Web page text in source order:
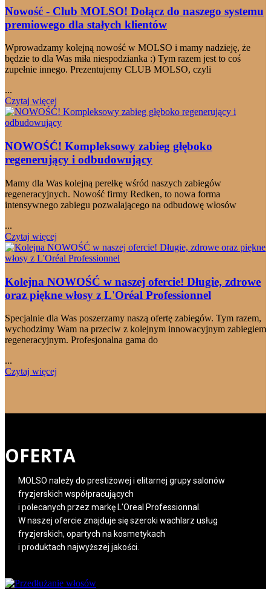
Nowość - Club MOLSO! Dołącz do naszego systemu
premiowego dla stałych klientów
Wprowadzamy kolejną nowość w MOLSO i mamy nadzieję, że
będzie to dla Was miła niespodzianka :) Tym razem jest to coś
zupełnie innego. Prezentujemy CLUB MOLSO, czyli
...
Czytaj więcej
NOWOŚĆ! Kompleksowy zabieg głęboko
regenerujący i odbudowujący
Mamy dla Was kolejną perełkę wśród naszych zabiegów
regeneracyjnych. Nowość firmy Redken, to nowa forma
intensywnego zabiegu pozwalającego na odbudowę włosów
...
Czytaj więcej
Kolejna NOWOŚĆ w naszej ofercie! Długie, zdrowe
oraz piękne włosy z L'Oréal Professionnel
Specjalnie dla Was poszerzamy naszą ofertę zabiegów. Tym razem,
wychodzimy Wam na przeciw z kolejnym innowacyjnym zabiegiem
regeneracyjnym. Profesjonalna gama do
...
Czytaj więcej
OFERTA
MOLSO należy do prestiżowej i elitarnej grupy salonów
fryzjerskich współpracujących
i polecanych przez markę L'Oreal Professionnal.
W naszej ofercie znajduje się szeroki wachlarz usług
fryzjerskich, opartych na kosmetykach
i produktach najwyższej jakości.